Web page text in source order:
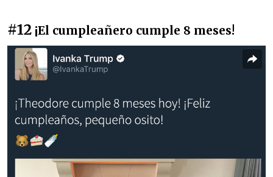
#12 ¡El cumpleañero cumple 8 meses!